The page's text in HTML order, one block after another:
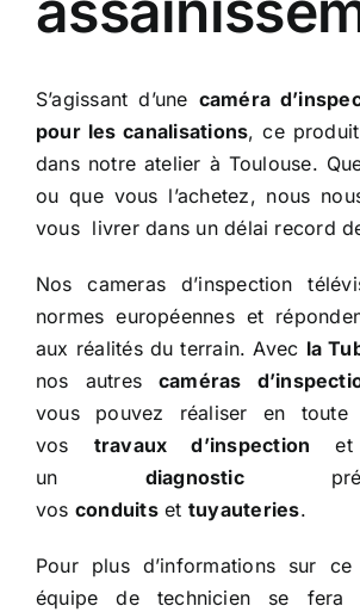
S’agissant d’une caméra
pour les canalisations, ce
dans notre atelier à Toulouse.
ou que vous l’achetez, nous
vous livrer dans un délai record
Nos cameras d’inspection
normes européennes et
aux réalités du terrain. Avec la
nos autres caméras
vous pouvez réaliser en toute
vos travaux d’inspection et
un diagnostic
vos conduitset tuyauteries.
Pour plus d’informations sur
équipe de technicien se